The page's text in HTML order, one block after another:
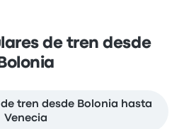
de tren desde
Bolonia
tren desde Bolonia hasta
Venecia